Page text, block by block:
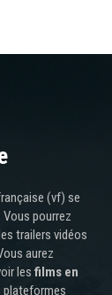
(vf) se
pourrez
trailers vidéos
aurez
les films en
plateformes